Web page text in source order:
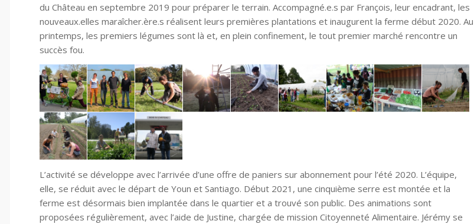
du Château en septembre 2019 pour préparer le terrain. Accompagné.e.s par François, leur encadrant, les
nouveaux.elles maraîcher.ère.s réalisent leurs premières plantations et inaugurent la ferme début 2020. Au
printemps, les premiers légumes sont là et, en plein confinement, le tout premier marché rencontre un
succès fou.
L’activité se développe avec l’arrivée d’une offre de paniers sur abonnement pour l’été 2020. L’équipe,
elle, se réduit avec le départ de Youn et Santiago. Début 2021, une cinquième serre est montée et la
ferme est désormais bien implantée dans le quartier et a trouvé son public. Des animations sont
proposées régulièrement, avec l’aide de Justine, chargée de mission Citoyenneté Alimentaire. Jérémy se